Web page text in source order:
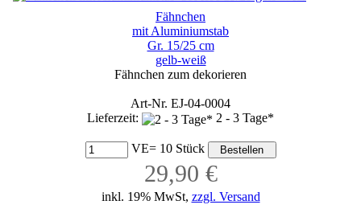
Fähnchen
mit Aluminiumstab
Gr. 15/25 cm
gelb-weiß
Fähnchen zum dekorieren
Art-Nr. EJ-04-0004
Lieferzeit:
2 - 3 Tage*
VE= 10 Stück
29,90 €
inkl. 19% MwSt, zzgl. Versand